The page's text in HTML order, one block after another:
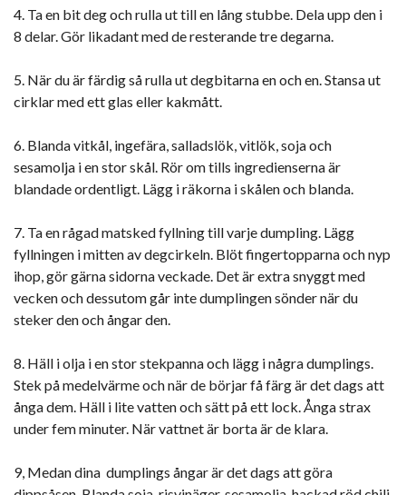
4. Ta en bit deg och rulla ut till en lång stubbe. Dela upp den i
8 delar. Gör likadant med de resterande tre degarna.
5. När du är färdig så rulla ut degbitarna en och en. Stansa ut
cirklar med ett glas eller kakmått.
6. Blanda vitkål, ingefära, salladslök, vitlök, soja och
sesamolja i en stor skål. Rör om tills ingredienserna är
blandade ordentligt. Lägg i räkorna i skålen och blanda.
7. Ta en rågad matsked fyllning till varje dumpling. Lägg
fyllningen i mitten av degcirkeln. Blöt fingertopparna och nyp
ihop, gör gärna sidorna veckade. Det är extra snyggt med
vecken och dessutom går inte dumplingen sönder när du
steker den och ångar den.
8. Häll i olja i en stor stekpanna och lägg i några dumplings.
Stek på medelvärme och när de börjar få färg är det dags att
ånga dem. Häll i lite vatten och sätt på ett lock. Ånga strax
under fem minuter. När vattnet är borta är de klara.
9, Medan dina dumplings ångar är det dags att göra